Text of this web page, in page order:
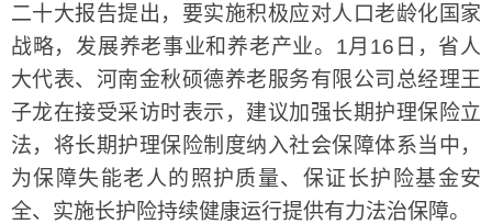
二十大报告提出，要实施积极应对人口老龄化国家
战略，发展养老事业和养老产业。1月16日，省人
大代表、河南金秋硕德养老服务有限公司总经理王
子龙在接受采访时表示，建议加强长期护理保险立
法，将长期护理保险制度纳入社会保障体系当中，
为保障失能老人的照护质量、保证长护险基金安
全、实施长护险持续健康运行提供有力法治保障。